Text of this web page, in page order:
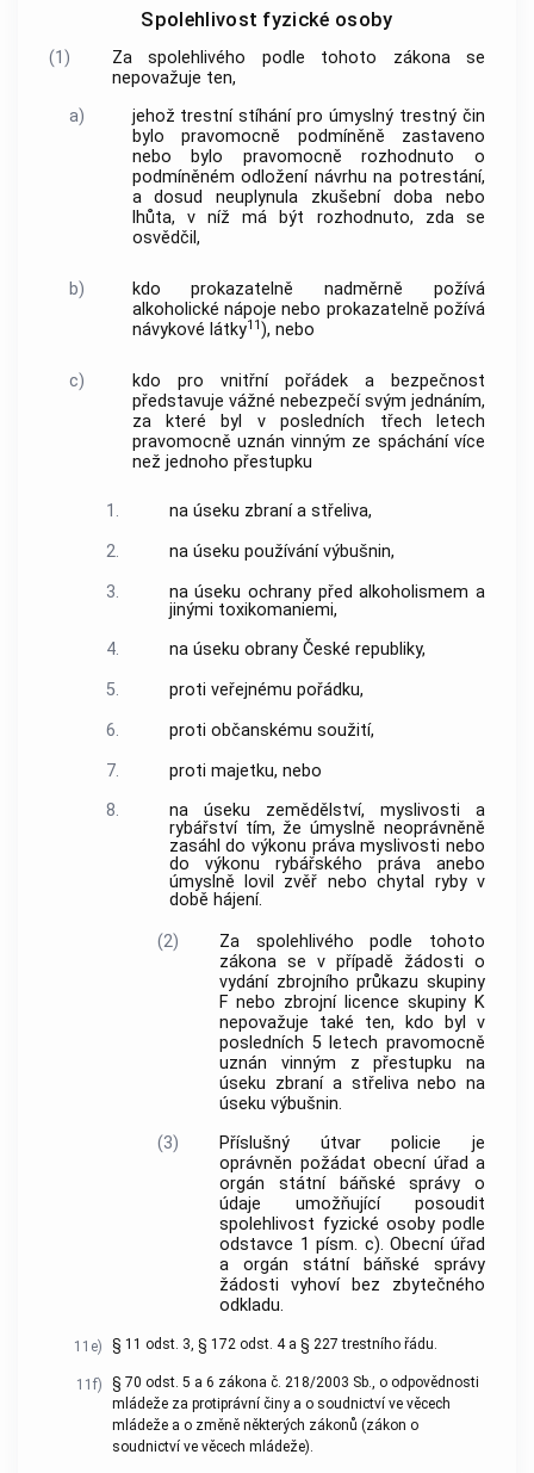
Spolehlivost fyzické osoby
(1)
Za spolehlivého podle tohoto zákona se
nepovažuje ten,
a)
jehož trestní stíhání pro úmyslný trestný čin
bylo pravomocně podmíněně zastaveno
nebo bylo pravomocně rozhodnuto o
podmíněném odložení návrhu na potrestání,
a dosud neuplynula zkušební doba nebo
lhůta, v níž má být rozhodnuto, zda se
osvědčil,
b)
kdo prokazatelně nadměrně požívá
alkoholické nápoje nebo prokazatelně požívá
návykové látky11), nebo
c)
kdo pro vnitřní pořádek a bezpečnost
představuje vážné nebezpečí svým jednáním,
za které byl v posledních třech letech
pravomocně uznán vinným ze spáchání více
než jednoho přestupku
1.
na úseku zbraní a střeliva,
2.
na úseku používání výbušnin,
3.
na úseku ochrany před alkoholismem a
jinými toxikomaniemi,
4.
na úseku obrany České republiky,
5.
proti veřejnému pořádku,
6.
proti občanskému soužití,
7.
proti majetku, nebo
8.
na úseku zemědělství, myslivosti a
rybářství tím, že úmyslně neoprávněně
zasáhl do výkonu práva myslivosti nebo
do výkonu rybářského práva anebo
úmyslně lovil zvěř nebo chytal ryby v
době hájení.
(2)
Za spolehlivého podle tohoto
zákona se v případě žádosti o
vydání zbrojního průkazu skupiny
F nebo zbrojní licence skupiny K
nepovažuje také ten, kdo byl v
posledních 5 letech pravomocně
uznán vinným z přestupku na
úseku zbraní a střeliva nebo na
úseku výbušnin.
(3)
Příslušný útvar policie je
oprávněn požádat obecní úřad a
orgán státní báňské správy o
údaje umožňující posoudit
spolehlivost fyzické osoby podle
odstavce 1 písm. c). Obecní úřad
a orgán státní báňské správy
žádosti vyhoví bez zbytečného
odkladu.
11e) § 11 odst. 3, § 172 odst. 4 a § 227 trestního řádu.
11f)
§ 70 odst. 5 a 6 zákona č. 218/2003 Sb., o odpovědnosti
mládeže za protiprávní činy a o soudnictví ve věcech
mládeže a o změně některých zákonů (zákon o
soudnictví ve věcech mládeže).